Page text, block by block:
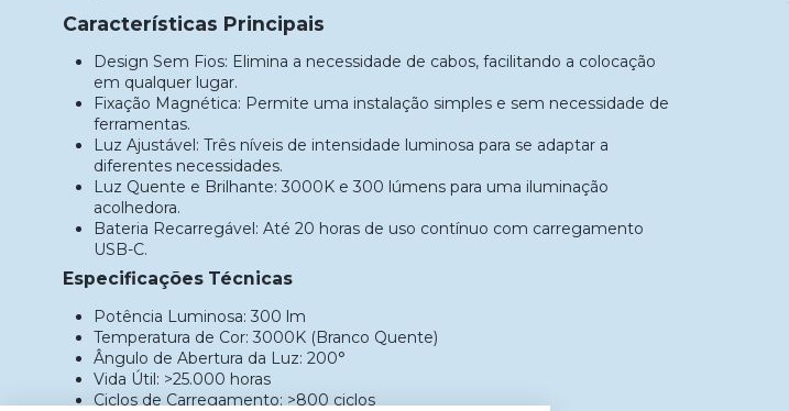
Características Principais
Design Sem Fios: Elimina a necessidade de cabos, facilitando a colocação
em qualquer lugar.
Fixação Magnética: Permite uma instalação simples e sem necessidade de
ferramentas.
Luz Ajustável: Três níveis de intensidade luminosa para se adaptar a
diferentes necessidades.
Luz Quente e Brilhante: 3000K e 300 lúmens para uma iluminação
acolhedora.
Bateria Recarregável: Até 20 horas de uso contínuo com carregamento
USB-C.
Especificações Técnicas
Potência Luminosa: 300 lm
Temperatura de Cor: 3000K (Branco Quente)
Ângulo de Abertura da Luz: 200°
Vida Útil: >25.000 horas
Ciclos de Carregamento: >800 ciclos